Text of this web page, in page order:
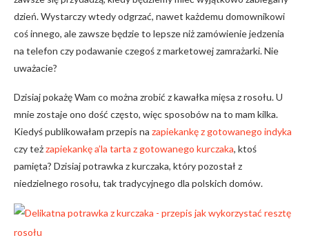
dzień. Wystarczy wtedy odgrzać, nawet każdemu domownikowi
coś innego, ale zawsze będzie to lepsze niż zamówienie jedzenia
na telefon czy podawanie czegoś z marketowej zamrażarki. Nie
uważacie?
Dzisiaj pokażę Wam co można zrobić z kawałka mięsa z rosołu. U
mnie zostaje ono dość często, więc sposobów na to mam kilka.
Kiedyś publikowałam przepis na zapiekankę z gotowanego indyka
czy teżzapiekankę a’la tarta z gotowanego kurczaka, ktoś
pamięta? Dzisiaj potrawka z kurczaka, który pozostał z
niedzielnego rosołu, tak tradycyjnego dla polskich domów.